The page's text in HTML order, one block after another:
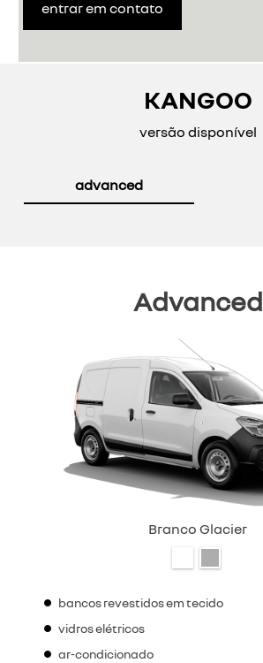
entrar em contato
KANGOO
versão disponível
advanced
Advanced
Branco Glacier
bancos revestidos em tecido
vidros elétricos
ar-condicionado